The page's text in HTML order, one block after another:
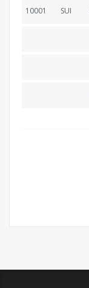
10001 SUI